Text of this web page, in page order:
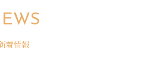
着情報